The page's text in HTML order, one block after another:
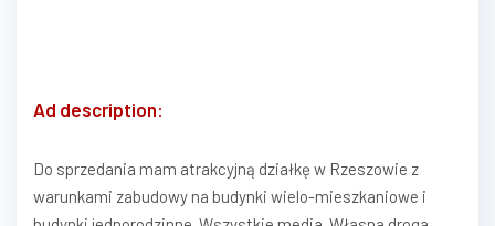
Ad description:
Do sprzedania mam atrakcyjną działkę w Rzeszowie z
warunkami zabudowy na budynki wielo-mieszkaniowe i